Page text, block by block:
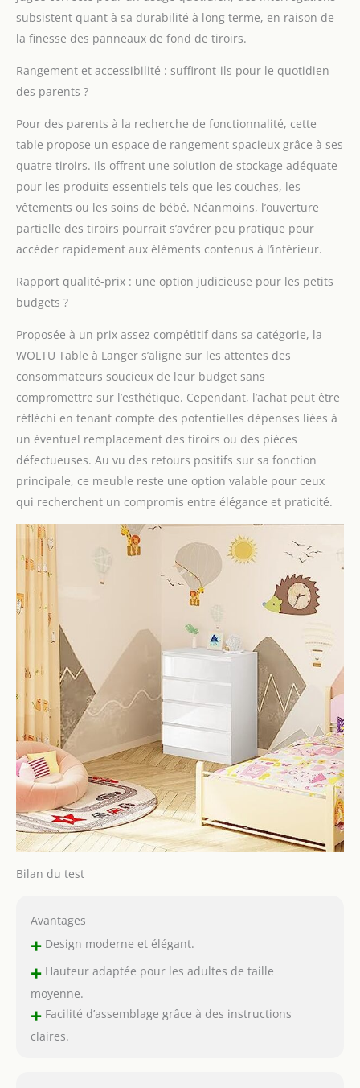
utilisée comme armoire
à tiroirs indépendante
lorsque votre bébé n'a
table à langer. Ce
différentes étapes de
l'enfant et évite le
gaspillage Protections
de sécurité multiples :
La table à langer est
fixée par des boucles
métalliques
l'arrière de l'armoire se
trouve un dispositif
anti-basculement. De
risques de collision.
Fabriquée en panneaux
certifiés FSC, cette table
à langer est conçue
sécurité de bébé à tous
les niveaux
ASSEMBLAGE FACILE :
Des panneaux
numérotés, des
instructions claires et
des accessoires
complets facilitent le
montage. Le nettoyage
quotidien de la table à
langer et de la
commode bébé est
rapide et facile avec un
chiffon humide, ce qui
permet de gagner du
temps et de l'énergie
pour les parents
subsistent quant à sa durabilité à long terme, en raison de
la finesse des panneaux de fond de tiroirs.
Rangement et accessibilité : suffiront-ils pour le quotidien
des parents ?
Pour des parents à la recherche de fonctionnalité, cette
table propose un espace de rangement spacieux grâce à ses
quatre tiroirs. Ils offrent une solution de stockage adéquate
pour les produits essentiels tels que les couches, les
vêtements ou les soins de bébé. Néanmoins, l’ouverture
partielle des tiroirs pourrait s’avérer peu pratique pour
accéder rapidement aux éléments contenus à l’intérieur.
Rapport qualité-prix : une option judicieuse pour les petits
budgets ?
Proposée à un prix assez compétitif dans sa catégorie, la
WOLTU Table à Langer s’aligne sur les attentes des
consommateurs soucieux de leur budget sans
compromettre sur l’esthétique. Cependant, l’achat peut être
réfléchi en tenant compte des potentielles dépenses liées à
un éventuel remplacement des tiroirs ou des pièces
défectueuses. Au vu des retours positifs sur sa fonction
principale, ce meuble reste une option valable pour ceux
qui recherchent un compromis entre élégance et praticité.
Bilan du test
Avantages
+Design moderne et élégant.
+Hauteur adaptée pour les adultes de taille
moyenne.
+Facilité d’assemblage grâce à des instructions
claires.